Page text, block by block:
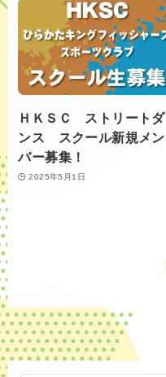
ＨＫＳＣ ストリートダ
ンス スクール新規メン
バー募集！
2025年5月1日